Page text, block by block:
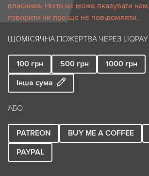
власника. Ніхто не може вказувати
говорити чи про що не повідомляти.
ЩОМІСЯЧНА ПОЖЕРТВА ЧЕРЕЗ LIQPAY
100 грн 500 грн 1000 грн
Інша сума
АБО
PATREON BUY ME A COFFEE
PAYPAL